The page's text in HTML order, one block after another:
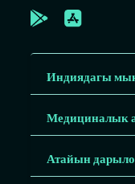
Индиядагы
Медициналык
Атайын